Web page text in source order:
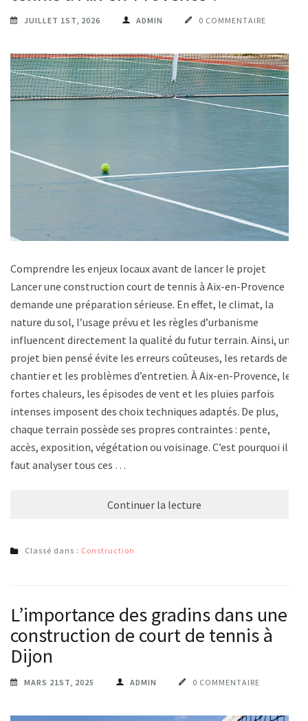
JUILLET 1ST, 2026 ADMIN 0 COMMENTAIRE
Comprendre les enjeux locaux avant de lancer le projet
Lancer une construction court de tennis à Aix-en-Provence
demande une préparation sérieuse. En effet, le climat, la
nature du sol, l’usage prévu et les règles d’urbanisme
influencent directement la qualité du futur terrain. Ainsi, un
projet bien pensé évite les erreurs coûteuses, les retards de
chantier et les problèmes d’entretien. À Aix-en-Provence, les
fortes chaleurs, les épisodes de vent et les pluies parfois
intenses imposent des choix techniques adaptés. De plus,
chaque terrain possède ses propres contraintes : pente,
accès, exposition, végétation ou voisinage. C’est pourquoi il
faut analyser tous ces …
Continuer la lecture
Classé dans : Construction
L’importance des gradins dans une
construction de court de tennis à
Dijon
MARS 21ST, 2025 ADMIN 0 COMMENTAIRE